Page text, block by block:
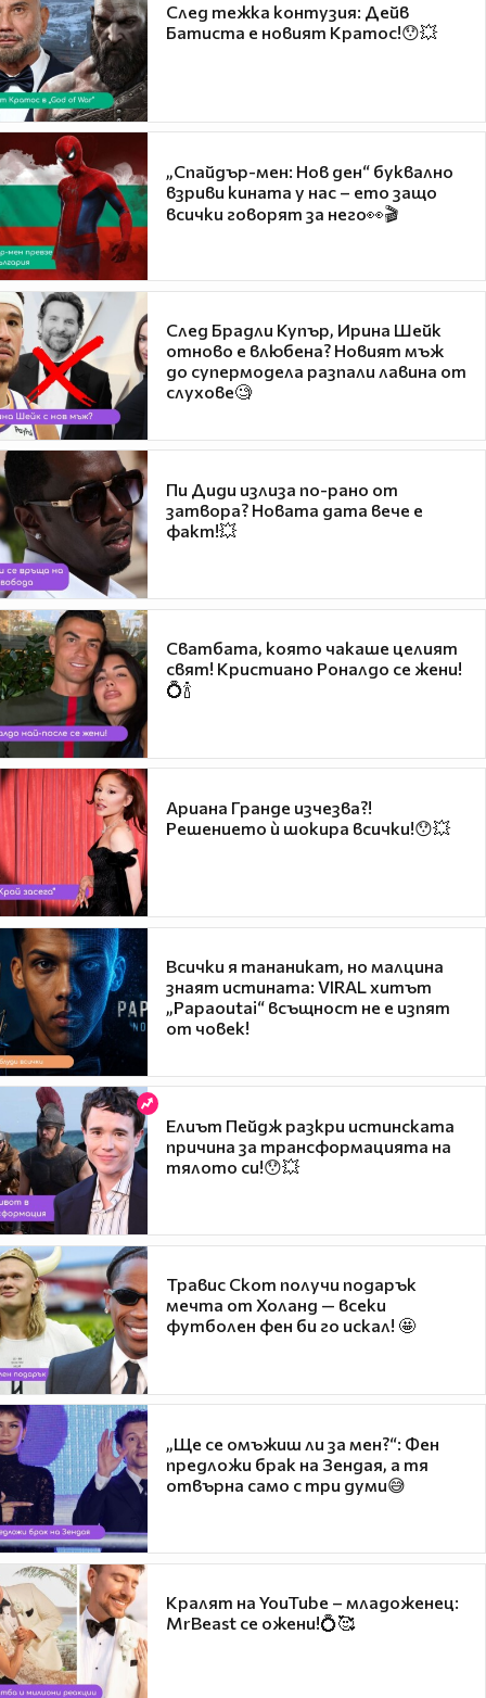
След тежка контузия: Дейв
Батиста е новият Кратос!😯💥
„Спайдър-мен: Нов ден“ буквално
взриви кината у нас – ето защо
всички говорят за него👀🎬
След Брадли Купър, Ирина Шейк
отново е влюбена? Новият мъж
до супермодела разпали лавина от
слухове🧐
Пи Диди излиза по-рано от
затвора? Новата дата вече е
факт!💥
Сватбата, която чакаше целият
свят! Кристиано Роналдо се жени!
💍🍾
Ариана Гранде изчезва?!
Решението ѝ шокира всички!😯💥
Всички я тананикат, но малцина
знаят истината: VIRAL хитът
„Papaoutai“ всъщност не е изпят
от човек!
Елиът Пейдж разкри истинската
причина за трансформацията на
тялото си!😯💥
Травис Скот получи подарък
мечта от Холанд — всеки
футболен фен би го искал! 🤩
„Ще се омъжиш ли за мен?“: Фен
предложи брак на Зендая, а тя
отвърна само с три думи😅
Кралят на YouTube – младоженец:
MrBeast се ожени!💍🥰